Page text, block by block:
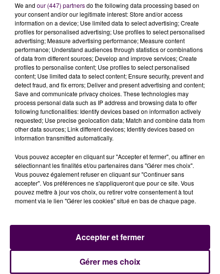
Autres cas, assez proches, ceux d’Antoine et Hervé.
Deux adolescents en échec scolaire que le père Max
avait pris sous son aile.Lorsqu’il faisait mal ses
exercices, Antoine devait se dénuder entièrement,
pour recevoir des fessées."Mon désir était de faire
un choc, aujourd’hui cela ne me paraît plus être une
méthode adaptée"reconnaît le père Max,tout en
évacuant toute connotation sexuelle dans son
geste. Même humiliation pour Hervé, contraint de
s’allonger à plat ventre sur son lit d’internat pour
recevoir le châtiment corporel :"Cette punition
n’était qu’un prétexte pour me scruter de haut en
faisait rassoir entièrement nu en face de lui"raconte
le plaignant. Là aussi, Max de Guibert admet avoir
outrepassé son rôle :"Je reconnais que donner une
fessée à un adolescent de 14 ans, c’était inapproprié,
de l’époque avait lui aussi dû se dénuder pour se faire
inspecter les testicules.
problèmes de croissance, je voulais juste vérifier que
commente de Guibert.
We and our (447) partnersdo the following data processing based on
your consent and/or our legitimate interest: Store and/or access
information on a device; Use limited data to select advertising; Create
profiles for personalised advertising; Use profiles to select personalised
advertising; Measure advertising performance; Measure content
performance; Understand audiences through statistics or combinations
of data from different sources; Develop and improve services; Create
profiles to personalise content; Use profiles to select personalised
content; Use limited data to select content; Ensure security, prevent and
detect fraud, and fix errors; Deliver and present advertising and content;
Save and communicate privacy choices. These technologies may
process personal data such as IP address and browsing data to offer
following functionalities: Identify devices based on information actively
requested; Use precise geolocation data; Match and combine data from
other data sources; Link different devices; Identify devices based on
information transmitted automatically.
Vous pouvez accepter en cliquant sur "Accepter et fermer", ou affiner en
sélectionnant les finalités et/ou partenaires dans "Gérer mes choix".
Vous pouvez également refuser en cliquant sur "Continuer sans
accepter". Vos préférences ne s'appliqueront que pour ce site. Vous
pouvez mettre à jour vos choix, ou retirer votre consentement à tout
moment via le lien "Gérer les cookies" situé en bas de chaque page.
Gérer mes choix
Accepter et fermer